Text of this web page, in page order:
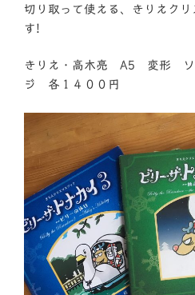
切り取って使える、きりえク
す!
きりえ・高木亮 A5 変形 ソ
ジ 各１４００円